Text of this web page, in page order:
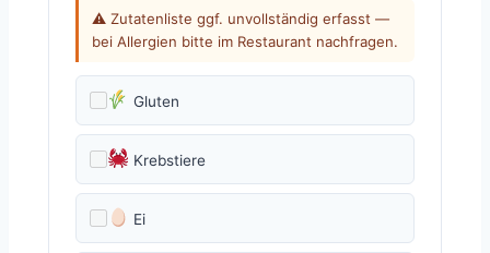
⚠ Zutatenliste ggf. unvollständig erfasst —
bei Allergien bitte im Restaurant nachfragen.
Gluten
Krebstiere
Ei